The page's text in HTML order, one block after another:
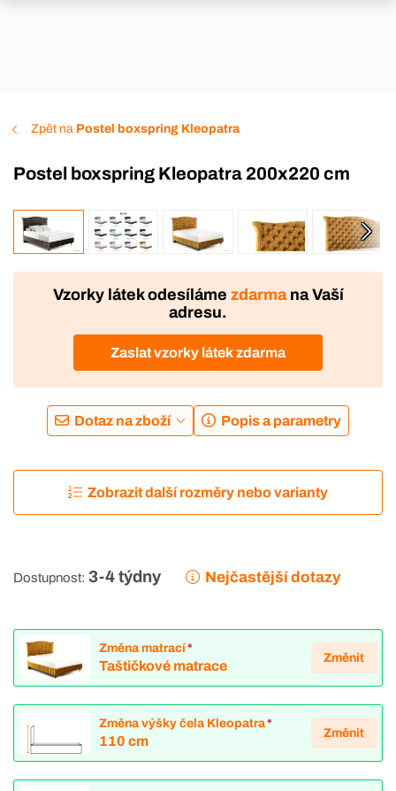
Zpět na Postel boxspring Kleopatra
Postel boxspring Kleopatra 200x220 cm
VÝROBA
DOPRAVA ZDARMA
Vzorky látek odesíláme zdarmana Vaší
adresu.
Zaslat vzorky látek zdarma
Dotaz na zboží Popis a parametry
Zobrazit další rozměry nebo varianty
Dostupnost: 3-4 týdny Nejčastější dotazy
Změna matrací*
Taštičkové matrace
Změnit
Změna výšky čela Kleopatra*
110 cm
Změnit